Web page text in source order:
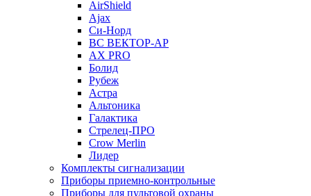
AirShield
Ajax
Си-Норд
ВС ВЕКТОР-АР
AX PRO
Болид
Рубеж
Астра
Альтоника
Галактика
Стрелец-ПРО
Crow Merlin
Лидер
Комплекты сигнализации
Приборы приемно-контрольные
Приборы для пультовой охраны